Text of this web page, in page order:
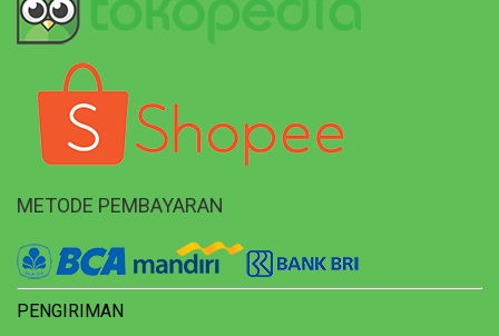
METODE PEMBAYARAN
PENGIRIMAN